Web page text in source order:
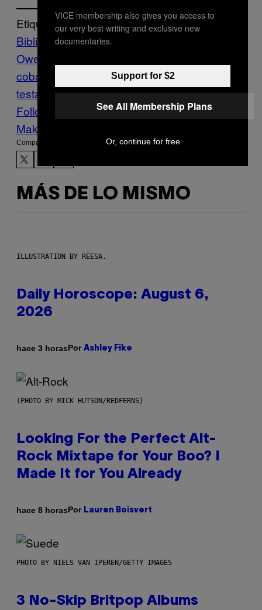
Etiquetado:
Biblia
Children of God
Owens
cobain
Noisey nuevo
testamento Saint Laurent style
Follow Us On Discover
Make Us Preferred In Top Stories
Compartir:
MÁS DE LO MISMO
ILLUSTRATION BY REESA.
Daily Horoscope: August 6,
2026
hace 3 horasPor Ashley Fike
(PHOTO BY MICK HUTSON/REDFERNS)
Looking For the Perfect Alt-
Rock Mixtape for Your Boo? I
Made It for You Already
hace 8 horasPor Lauren Boisvert
PHOTO BY NIELS VAN IPEREN/GETTY IMAGES
3 No-Skip Britpop Albums
VICE membership also gives you access to
our very best writing and exclusive new
documentaries.
Support for $2
See All Membership Plans
Or, continue for free